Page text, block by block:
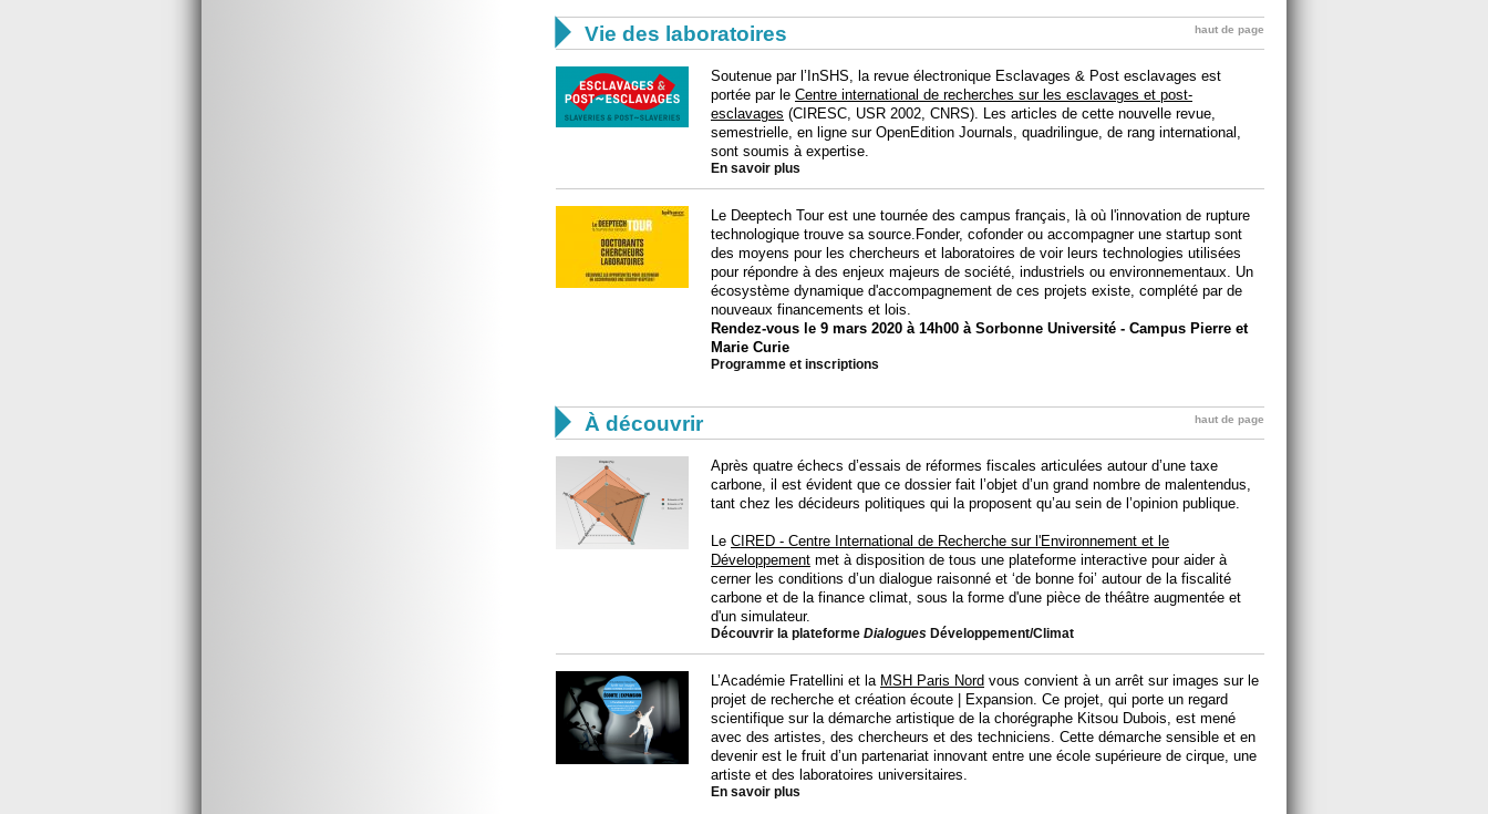
 Vie des laboratoires haut de page
Soutenue par l’InSHS, la revue électronique Esclavages & Post esclavages est
portée par le Centre international de recherches sur les esclavages et post-
esclavages (CIRESC, USR 2002, CNRS). Les articles de cette nouvelle revue,
semestrielle, en ligne sur OpenEdition Journals, quadrilingue, de rang international,
sont soumis à expertise.
En savoir plus
Le Deeptech Tour est une tournée des campus français, là où l'innovation de rupture
technologique trouve sa source.Fonder, cofonder ou accompagner une startup sont
des moyens pour les chercheurs et laboratoires de voir leurs technologies utilisées
pour répondre à des enjeux majeurs de société, industriels ou environnementaux. Un
écosystème dynamique d'accompagnement de ces projets existe, complété par de
nouveaux financements et lois.
Rendez-vous le 9 mars 2020 à 14h00 à Sorbonne Université - Campus Pierre et
Marie Curie
Programme et inscriptions
 À découvrir haut de page
Après quatre échecs d’essais de réformes fiscales articulées autour d’une taxe
carbone, il est évident que ce dossier fait l’objet d’un grand nombre de malentendus,
tant chez les décideurs politiques qui la proposent qu’au sein de l’opinion publique.
Le CIRED - Centre International de Recherche sur l'Environnement et le
Développement met à disposition de tous une plateforme interactive pour aider à
cerner les conditions d’un dialogue raisonné et ‘de bonne foi’ autour de la fiscalité
carbone et de la finance climat, sous la forme d'une pièce de théâtre augmentée et
d'un simulateur.
Découvrir la plateforme Dialogues Développement/Climat
L’Académie Fratellini et la MSH Paris Nord vous convient à un arrêt sur images sur le
projet de recherche et création écoute | Expansion. Ce projet, qui porte un regard
scientifique sur la démarche artistique de la chorégraphe Kitsou Dubois, est mené
avec des artistes, des chercheurs et des techniciens. Cette démarche sensible et en
devenir est le fruit d’un partenariat innovant entre une école supérieure de cirque, une
artiste et des laboratoires universitaires.
En savoir plus